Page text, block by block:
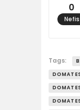
0
Nefis
Tags: